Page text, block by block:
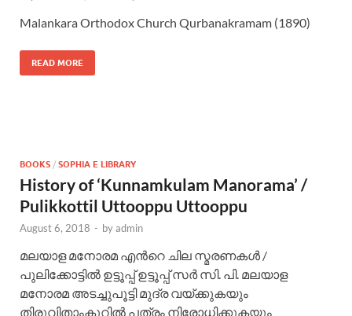
Malankara Orthodox Church Qurbanakramam (1890)
READ MORE
BOOKS / SOPHIA E LIBRARY
History of ‘Kunnamkulam Manorama’ /
Pulikkottil Uttooppu Uttooppu
August 6, 2018 - byadmin
മലയാള മനോരമ എന്‍റെ ചില സ്മരണകള്‍ /
പുലിക്കോട്ടില്‍ ഉട്ടൂപ്പ് ഉട്ടൂപ്പ് സര്‍ സി. പി. മലയാള
മനോരമ അടച്ചുപൂട്ടി മുദ്ര വയ്ക്കുകയും
തിരുവിതാംകൂറില്‍ പത്രം നിരോധിക്കുകയും